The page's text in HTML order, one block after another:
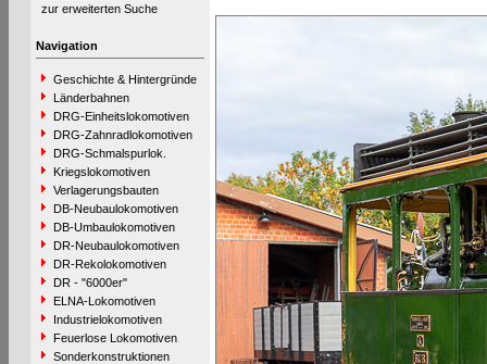
zur erweiterten Suche
Navigation
Geschichte & Hintergründe
Länderbahnen
DRG-Einheitslokomotiven
DRG-Zahnradlokomotiven
DRG-Schmalspurlok.
Kriegslokomotiven
Verlagerungsbauten
DB-Neubaulokomotiven
DB-Umbaulokomotiven
DR-Neubaulokomotiven
DR-Rekolokomotiven
DR - "6000er"
ELNA-Lokomotiven
Industrielokomotiven
Feuerlose Lokomotiven
Sonderkonstruktionen